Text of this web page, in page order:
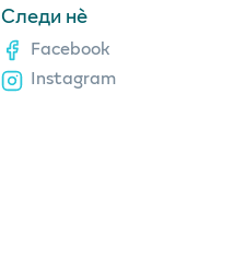
Следи нè
Facebook
Instagram